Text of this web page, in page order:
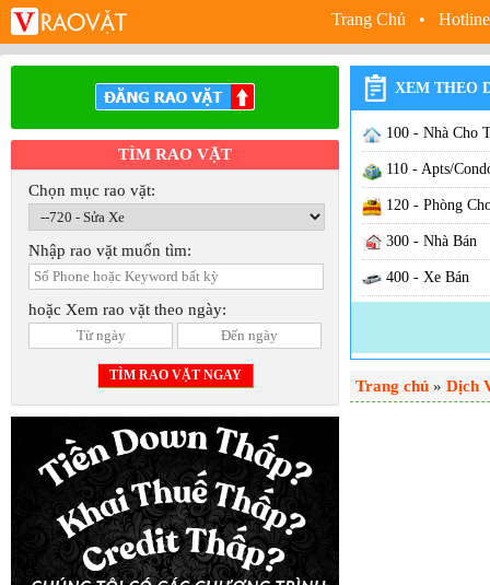
Trang Chủ •
TÌM RAO VẶT
Chọn mục rao vặt:
Nhập rao vặt muốn tìm:
hoặc Xem rao vặt theo ngày:
XEM THEO
100 - Nhà Cho
110 - Apts/
120 - Phòng
300 - Nhà Bán
400 - Xe Bán
600 - Việc Làm
630 - Việc Nhà
Trang chủ » Dịch